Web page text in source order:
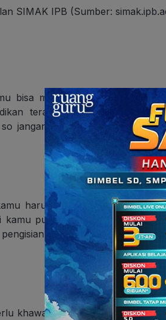
SIMAK IPB (Sumber:
bisa melihat data pribadi
terakhir, dan sebagainya.
jangan sampai username dan
harus mengisi Kartu Rencana
pun bisa lebih mudah
KRS melalui SIMAK
khawatir, kamu bisa mengecek